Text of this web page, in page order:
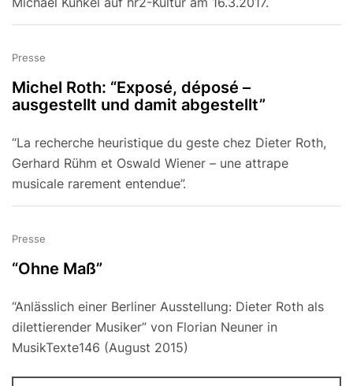
Presse
Michel Roth: “Exposé, déposé –
ausgestellt und damit abgestellt”
“La recherche heuristique du geste chez Dieter Roth,
Gerhard Rühm et Oswald Wiener – une attrape
musicale rarement entendue”.
Presse
“Ohne Maß”
“Anlässlich einer Berliner Ausstellung: Dieter Roth als
dilettierender Musiker” von Florian Neuner in
MusikTexte146 (August 2015)